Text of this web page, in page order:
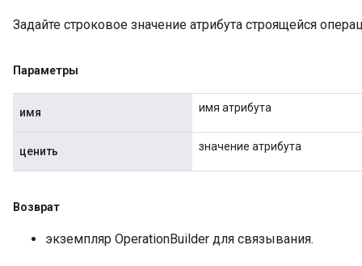
Задайте строковое значение атрибута строящейся
Параметры
имя имя атрибута
ценить значение атрибута
Возврат
экземпляр OperationBuilder для связывания.